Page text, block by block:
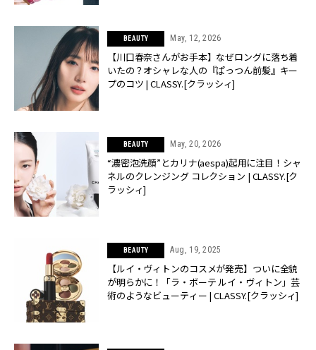
BEAUTY May, 12, 2026
【川口春奈さんがお手本】なぜロングに落ち着
いたの？オシャレな人の『ぱっつん前髪』キー
プのコツ | CLASSY.[クラッシィ]
BEAUTY May, 20, 2026
“濃密泡洗顔”とカリナ(aespa)起用に注目！シャ
ネルのクレンジング コレクション | CLASSY.[ク
ラッシィ]
BEAUTY Aug, 19, 2025
【ルイ・ヴィトンのコスメが発売】ついに全貌
が明らかに！「ラ・ボーテ ルイ・ヴィトン」芸
術のようなビューティー | CLASSY.[クラッシィ]